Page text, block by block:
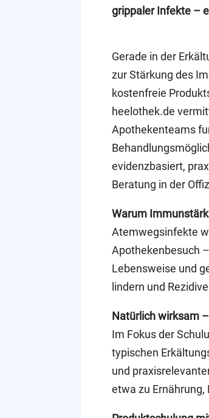
grippaler Infekte –
Gerade in der
zur Stärkung des
kostenfreie
heelothek.de
Apothekenteams
evidenzbasiert,
Beratung in der
Warum
Atemwegsinfekte
Apothekenbesuch
Lebensweise und
lindern und
Natürlich wirksam
Im Fokus der
typischen
und
etwa zu